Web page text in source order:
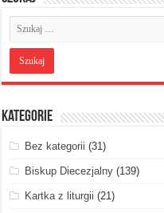
Kategorie
Bez kategorii (31)
Biskup Diecezjalny (139)
Kartka z liturgii (21)